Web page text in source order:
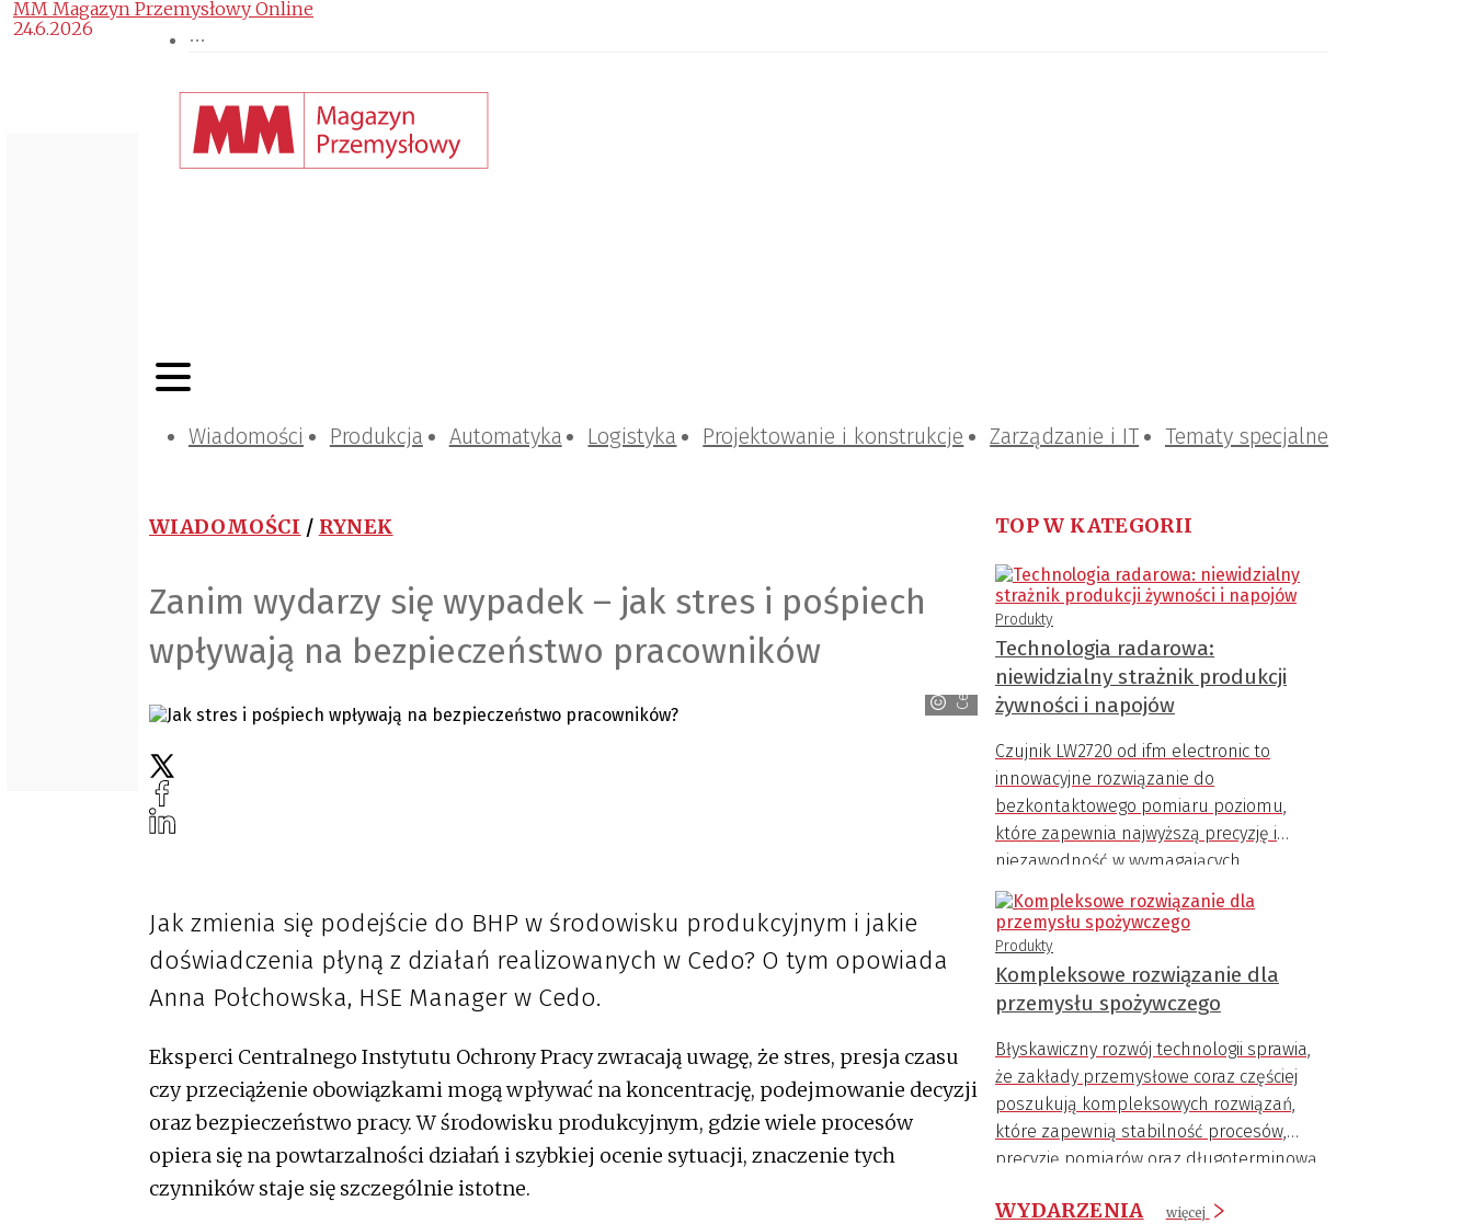
Wiadomości Produkcja Automatyka Logistyka Projektowanie i konstrukcje Zarządzanie i IT Tematy specjalne
WIADOMOŚCI / RYNEK
Zanim wydarzy się wypadek – jak stres i pośpiech
wpływają na bezpieczeństwo pracowników
Cedo
MM Magazyn Przemysłowy Online
24.6.2026
Jak zmienia się podejście do BHP w środowisku produkcyjnym i jakie
doświadczenia płyną z działań realizowanych w Cedo? O tym opowiada
Anna Połchowska, HSE Manager w Cedo.
Eksperci Centralnego Instytutu Ochrony Pracy zwracają uwagę, że stres, presja czasu
czy przeciążenie obowiązkami mogą wpływać na koncentrację, podejmowanie decyzji
oraz bezpieczeństwo pracy. W środowisku produkcyjnym, gdzie wiele procesów
opiera się na powtarzalności działań i szybkiej ocenie sytuacji, znaczenie tych
czynników staje się szczególnie istotne.
TOP W KATEGORII
Produkty
Technologia radarowa:
niewidzialny strażnik produkcji
żywności i napojów
Czujnik LW2720 od ifm electronic to
innowacyjne rozwiązanie do
bezkontaktowego pomiaru poziomu,
które zapewnia najwyższą precyzję i
niezawodność w wymagających
warunkach przemysłowych.
Produkty
Kompleksowe rozwiązanie dla
przemysłu spożywczego
Błyskawiczny rozwój technologii sprawia,
że zakłady przemysłowe coraz częściej
poszukują kompleksowych rozwiązań,
które zapewnią stabilność procesów,
precyzję pomiarów oraz długoterminową
WYDARZENIA więcej